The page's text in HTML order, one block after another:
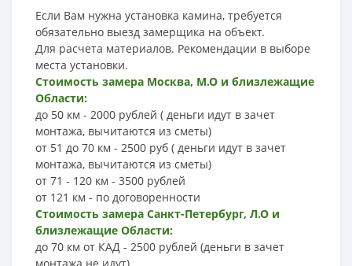
Если Вам нужна установка камина, требуется
обязательно выезд замерщика на объект.
Для расчета материалов. Рекомендации в выборе
места установки.
Стоимость замера Москва, М.О и близлежащие
Области:
до 50 км - 2000 рублей ( деньги идут в зачет
монтажа, вычитаются из сметы)
от 51 до 70 км - 2500 руб ( деньги идут в зачет
монтажа, вычитаются из сметы)
от 71 - 120 км - 3500 рублей
от 121 км - по договоренности
Стоимость замера Санкт-Петербург, Л.О и
близлежащие Области:
до 70 км от КАД - 2500 рублей (деньги в зачет
монтажа не идут)